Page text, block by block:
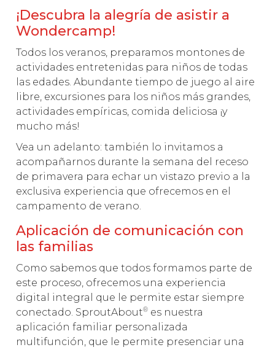
¡Descubra la alegría de asistir a
Wondercamp!
Todos los veranos, preparamos montones de
actividades entretenidas para niños de todas
las edades. Abundante tiempo de juego al aire
libre, excursiones para los niños más grandes,
actividades empíricas, comida deliciosa ¡y
mucho más!
Vea un adelanto: también lo invitamos a
acompañarnos durante la semana del receso
de primavera para echar un vistazo previo a la
exclusiva experiencia que ofrecemos en el
campamento de verano.
Aplicación de comunicación con
las familias
Como sabemos que todos formamos parte de
este proceso, ofrecemos una experiencia
digital integral que le permite estar siempre
conectado. SproutAbout® es nuestra
aplicación familiar personalizada
multifunción, que le permite presenciar una